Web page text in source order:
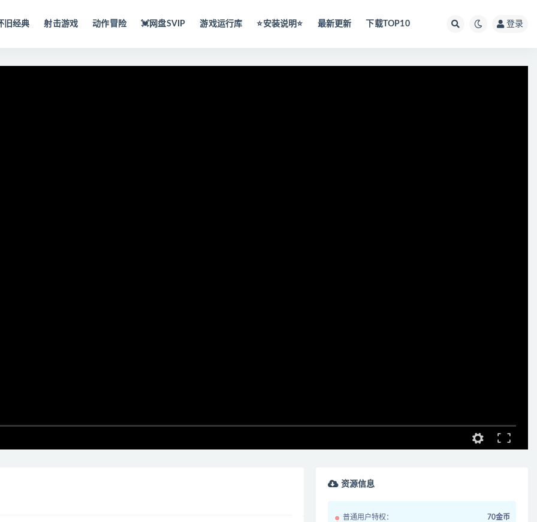
旧经典 射击游戏 动作冒险 💓网盘SVIP 游戏运行库 ⭐️安装说明⭐️ 最新更新 下载TOP10 登录
资源信息
普通用户特权： 70金币